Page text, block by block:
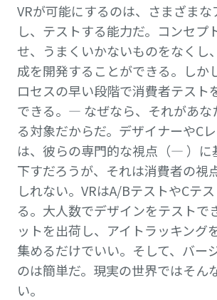
VRが可能にするのは、さまざまな
し、テストする能力だ。コンセプ
せ、うまくいかないものをなくし
成を開発することができる。しか
ロセスの早い段階で消費者テスト
できる。— なぜなら、それがあな
る対象だからだ。デザイナーやC
は、彼らの専門的な視点（— ）に
下すだろうが、それは消費者の視
しれない。VRはA/BテストやCテ
る。大人数でデザインをテストで
ットを出荷し、アイトラッキング
集めるだけでいい。そして、バー
のは簡単だ。現実の世界ではそん
い。